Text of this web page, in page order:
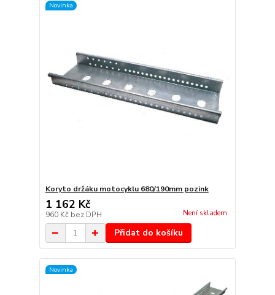
Novinka
Koryto držáku motocyklu 680/190mm pozink
1 162 Kč
960 Kč bez DPH Není skladem
Přidat do košíku
Novinka